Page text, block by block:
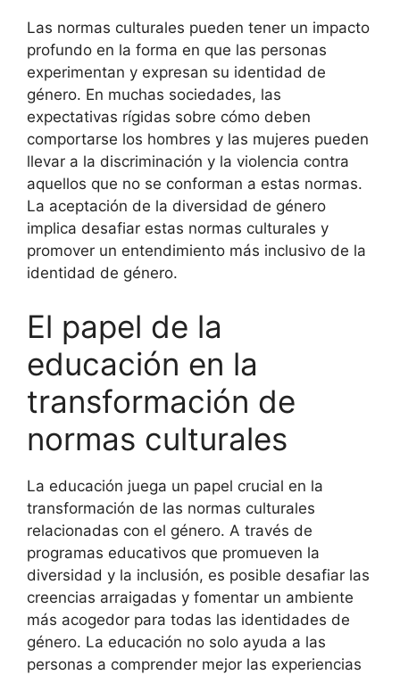
Las normas culturales pueden tener un impacto
profundo en la forma en que las personas
experimentan y expresan su identidad de
género. En muchas sociedades, las
expectativas rígidas sobre cómo deben
comportarse los hombres y las mujeres pueden
llevar a la discriminación y la violencia contra
aquellos que no se conforman a estas normas.
La aceptación de la diversidad de género
implica desafiar estas normas culturales y
promover un entendimiento más inclusivo de la
identidad de género.
El papel de la
educación en la
transformación de
normas culturales
La educación juega un papel crucial en la
transformación de las normas culturales
relacionadas con el género. A través de
programas educativos que promueven la
diversidad y la inclusión, es posible desafiar las
creencias arraigadas y fomentar un ambiente
más acogedor para todas las identidades de
género. La educación no solo ayuda a las
personas a comprender mejor las experiencias